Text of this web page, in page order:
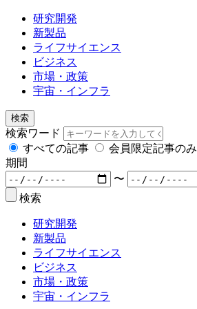
研究開発
新製品
ライフサイエンス
ビジネス
市場・政策
宇宙・インフラ
検索
検索ワード
すべての記事
会員限定記事のみ
期間
〜
検索
研究開発
新製品
ライフサイエンス
ビジネス
市場・政策
宇宙・インフラ